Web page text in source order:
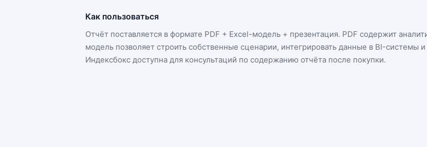
Как пользоваться
Отчёт поставляется в формате PDF + Excel-модель + презентация. PDF содержит
модель позволяет строить собственные сценарии, интегрировать данные в BI-системы
Индексбокс доступна для консультаций по содержанию отчёта после покупки.